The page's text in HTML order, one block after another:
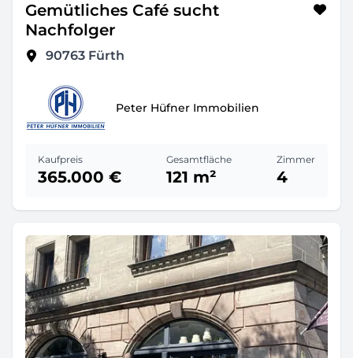
Gemütliches Café sucht
Nachfolger
90763 Fürth
Peter Hüfner Immobilien
Kaufpreis
365.000 €
Gesamtfläche
121 m²
Zimmer
4